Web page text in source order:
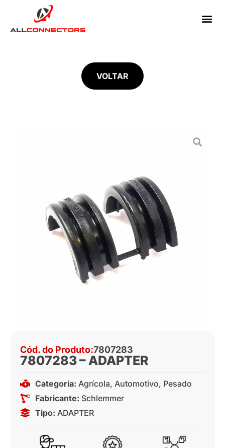
VOLTAR
Cód. do Produto:7807283
7807283 – ADAPTER
Categoria: Agrícola, Automotivo, Pesado
Fabricante: Schlemmer
Tipo: ADAPTER